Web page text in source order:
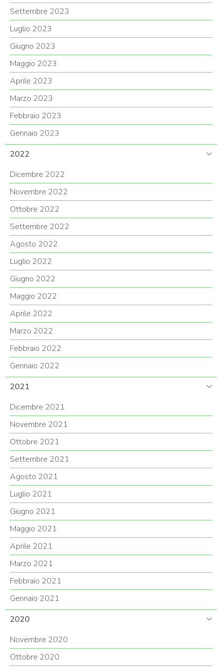
Settembre 2023
Luglio 2023
Giugno 2023
Maggio 2023
Aprile 2023
Marzo 2023
Febbraio 2023
Gennaio 2023
2022
Dicembre 2022
Novembre 2022
Ottobre 2022
Settembre 2022
Agosto 2022
Luglio 2022
Giugno 2022
Maggio 2022
Aprile 2022
Marzo 2022
Febbraio 2022
Gennaio 2022
2021
Dicembre 2021
Novembre 2021
Ottobre 2021
Settembre 2021
Agosto 2021
Luglio 2021
Giugno 2021
Maggio 2021
Aprile 2021
Marzo 2021
Febbraio 2021
Gennaio 2021
2020
Novembre 2020
Ottobre 2020